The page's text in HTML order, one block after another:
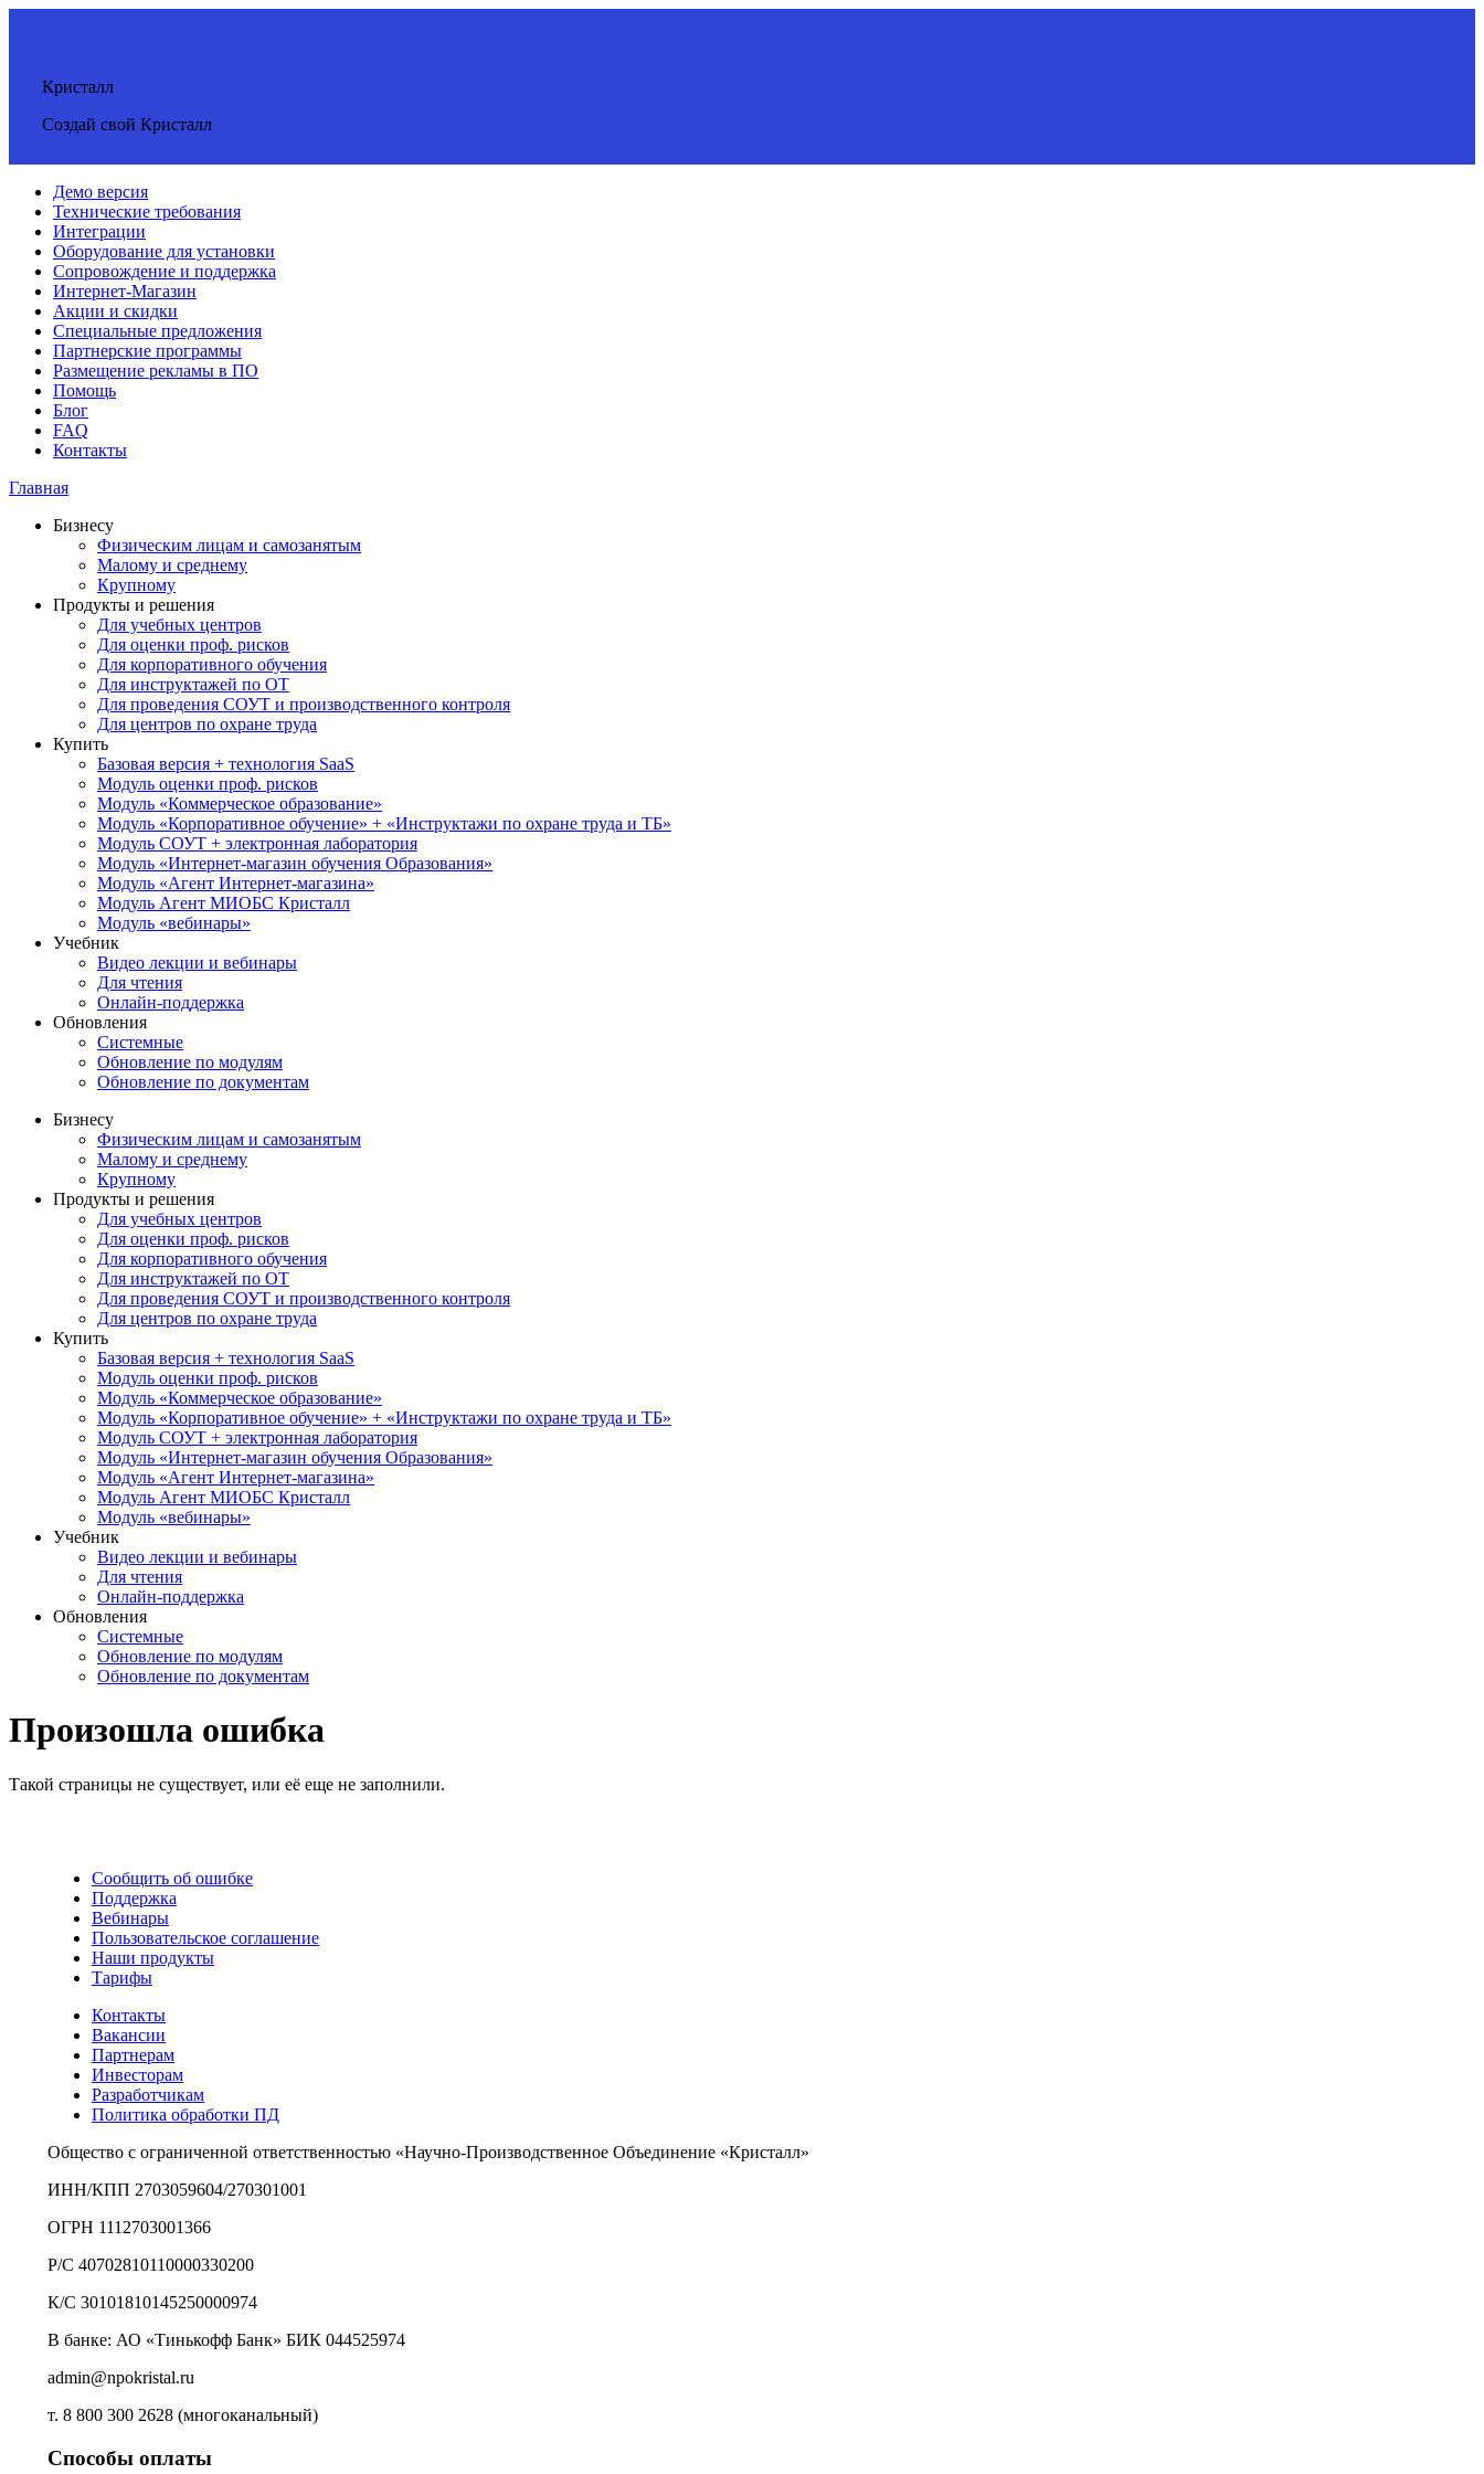
Кристалл
Создай свой Кристалл
Демо версия
Технические требования
Интеграции
Оборудование для установки
Сопровождение и поддержка
Интернет-Магазин
Акции и скидки
Специальные предложения
Партнерские программы
Размещение рекламы в ПО
Помощь
Блог
FAQ
Контакты
Главная
Бизнесу
Физическим лицам и самозанятым
Малому и среднему
Крупному
Продукты и решения
Для учебных центров
Для оценки проф. рисков
Для корпоративного обучения
Для инструктажей по ОТ
Для проведения СОУТ и производственного контроля
Для центров по охране труда
Купить
Базовая версия + технология SaaS
Модуль оценки проф. рисков
Модуль «Коммерческое образование»
Модуль «Корпоративное обучение» + «Инструктажи по охране труда и ТБ»
Модуль СОУТ + электронная лаборатория
Модуль «Интернет-магазин обучения Образования»
Модуль «Агент Интернет-магазина»
Модуль Агент МИОБС Кристалл
Модуль «вебинары»
Учебник
Видео лекции и вебинары
Для чтения
Онлайн-поддержка
Обновления
Системные
Обновление по модулям
Обновление по документам
Бизнесу
Физическим лицам и самозанятым
Малому и среднему
Крупному
Продукты и решения
Для учебных центров
Для оценки проф. рисков
Для корпоративного обучения
Для инструктажей по ОТ
Для проведения СОУТ и производственного контроля
Для центров по охране труда
Купить
Базовая версия + технология SaaS
Модуль оценки проф. рисков
Модуль «Коммерческое образование»
Модуль «Корпоративное обучение» + «Инструктажи по охране труда и ТБ»
Модуль СОУТ + электронная лаборатория
Модуль «Интернет-магазин обучения Образования»
Модуль «Агент Интернет-магазина»
Модуль Агент МИОБС Кристалл
Модуль «вебинары»
Учебник
Видео лекции и вебинары
Для чтения
Онлайн-поддержка
Обновления
Системные
Обновление по модулям
Обновление по документам
Произошла ошибка
Такой страницы не существует, или её еще не заполнили.
Сообщить об ошибке
Поддержка
Вебинары
Пользовательское соглашение
Наши продукты
Тарифы
Контакты
Вакансии
Партнерам
Инвесторам
Разработчикам
Политика обработки ПД
Общество с ограниченной ответственностью «Научно-Производственное Объединение «Кристалл»
ИНН/КПП 2703059604/270301001
ОГРН 1112703001366
Р/С 40702810110000330200
К/С 30101810145250000974
В банке: АО «Тинькофф Банк» БИК 044525974
admin@npokristal.ru
т. 8 800 300 2628 (многоканальный)
Способы оплаты